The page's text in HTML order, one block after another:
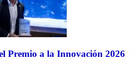
Premio a la Innovación 2026